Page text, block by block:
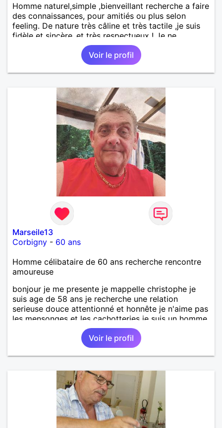
Homme naturel,simple ,bienveillant recherche a faire
des connaissances, pour amitiés ou plus selon
feeling. De nature très câline et très tactile ,je suis
fidèle et sincère.,et très respectueux ! Je ne
supporte pas le mensonge.Rien ne vaut une vraie
rencontre,pour échanger en toute simplicité,j'ai du
mal à prolonger des échanges virtuels Je suis plutôt
attiré par des femmes ayant la cinquantaine ,belles
naturellement ,sans fards ,ni excès A vous de jouer
Mesdames 😉
Voir le profil
Marseile13
Corbigny - 60 ans
Homme célibataire de 60 ans recherche rencontre
amoureuse
bonjour je me presente je mappelle christophe je
suis age de 58 ans je recherche une relation
serieuse douce attentionné et honnête je n'aime pas
les mensonges et les cachotteries je suis un homme
sensible doux câlin et franc. PS je n'habite pas à
Marseille mes fans de l'équipe de l'OM je suis du
département de la Nièvre 58
Voir le profil